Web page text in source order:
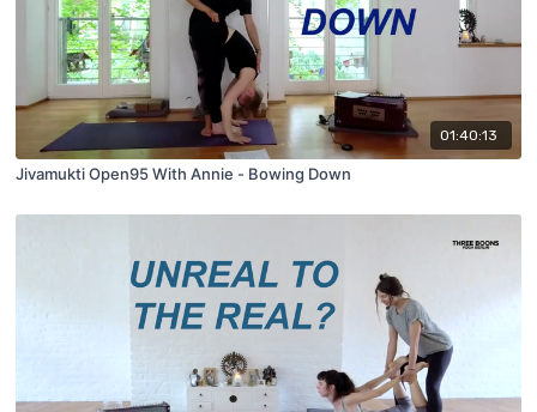
01:40:13
Jivamukti Open95 With Annie - Bowing Down